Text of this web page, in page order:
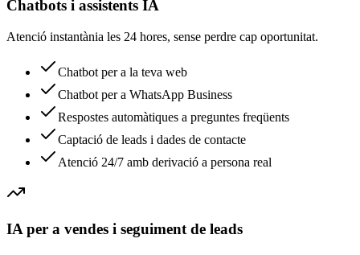
Chatbots i assistents IA
Atenció instantània les 24 hores, sense perdre cap oportunitat.
Chatbot per a la teva web
Chatbot per a WhatsApp Business
Respostes automàtiques a preguntes freqüents
Captació de leads i dades de contacte
Atenció 24/7 amb derivació a persona real
IA per a vendes i seguiment de leads